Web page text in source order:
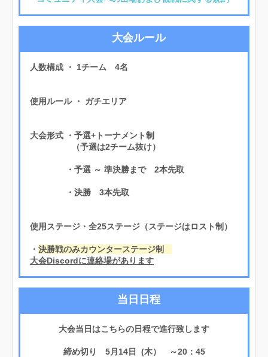
大会ルール
人数構成 ・ 1チーム 4名
使用ルール ・ ガチエリア
大会形式 ・予選+トーナメント制
（予選は2チーム抜け）
・予選 ～ 準決勝まで 2本先取
・決勝 3本先取
使用ステージ・全25ステージ（ステージはロスト制）
・ 決勝戦のみカウンターステージ制
大会Discordに連絡場があります
当日日程
大会当日はこちらの日程で進行致します
締め切り 5月14日 (木） ～20：45